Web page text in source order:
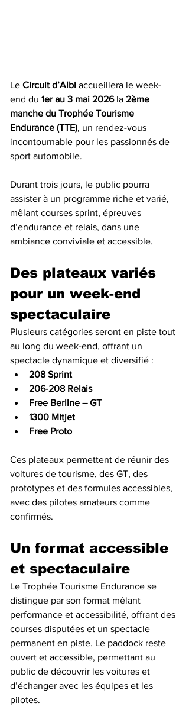
Le Circuit d’Albi accueillera le week-
end du 1er au 3 mai 2026 la 2ème
manche du Trophée Tourisme
Endurance (TTE), un rendez-vous
incontournable pour les passionnés de
sport automobile.
Durant trois jours, le public pourra
assister à un programme riche et varié,
mêlant courses sprint, épreuves
d’endurance et relais, dans une
ambiance conviviale et accessible.
Des plateaux variés
pour un week-end
spectaculaire
Plusieurs catégories seront en piste tout
au long du week-end, offrant un
spectacle dynamique et diversifié :
208 Sprint
206-208 Relais
Free Berline – GT
1300 Mitjet
Free Proto
Ces plateaux permettent de réunir des
voitures de tourisme, des GT, des
prototypes et des formules accessibles,
avec des pilotes amateurs comme
confirmés.
Un format accessible
et spectaculaire
Le Trophée Tourisme Endurance se
distingue par son format mêlant
performance et accessibilité, offrant des
courses disputées et un spectacle
permanent en piste. Le paddock reste
ouvert et accessible, permettant au
public de découvrir les voitures et
d’échanger avec les équipes et les
pilotes.